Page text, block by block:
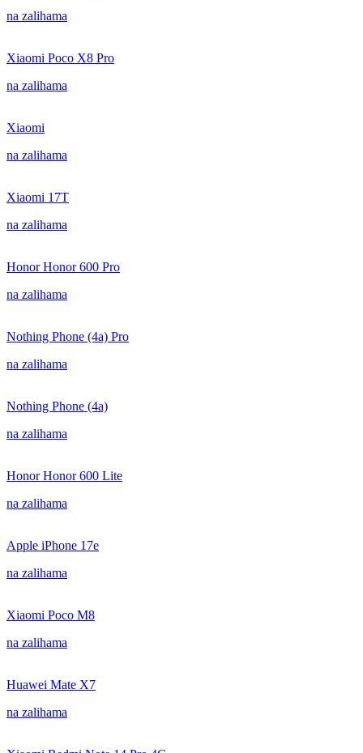
na zalihama
Xiaomi Poco X8 Pro
na zalihama
Xiaomi
na zalihama
Xiaomi 17T
na zalihama
Honor Honor 600 Pro
na zalihama
Nothing Phone (4a) Pro
na zalihama
Nothing Phone (4a)
na zalihama
Honor Honor 600 Lite
na zalihama
Apple iPhone 17e
na zalihama
Xiaomi Poco M8
na zalihama
Huawei Mate X7
na zalihama